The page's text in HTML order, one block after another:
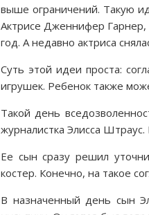
выше ограничений. Такую
Актрисе Дженнифер Гарнер,
год. А недавно актриса
Суть этой идеи проста:
игрушек. Ребенок также
Такой день
журналистка Элисса
Ее сын сразу решил
костер. Конечно, на такое
В назначенный день сын